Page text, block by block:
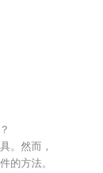
。然而，
的方法。